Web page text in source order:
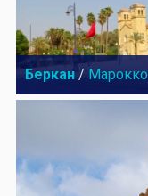
Беркан / Марокко